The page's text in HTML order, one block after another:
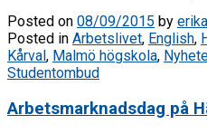
Posted on 08/09/2015 by erika
Posted in Arbetslivet, English,
Kårval , Malmö högskola,
Studentombud
Arbetsmarknadsdag på